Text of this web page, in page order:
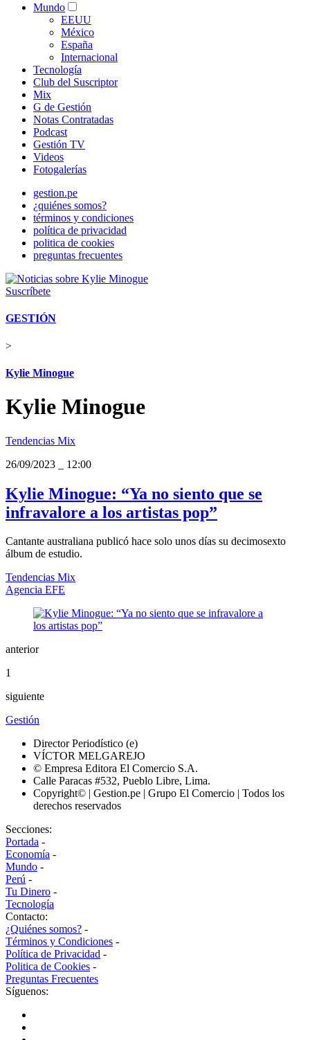
Mundo
EEUU
México
España
Internacional
Tecnología
Club del Suscriptor
Mix
G de Gestión
Notas Contratadas
Podcast
Gestión TV
Videos
Fotogalerías
gestion.pe
¿quiénes somos?
términos y condiciones
política de privacidad
politica de cookies
preguntas frecuentes
Suscríbete
GESTIÓN
>
Kylie Minogue
Kylie Minogue
Tendencias Mix
26/09/2023
12:00
Kylie Minogue: “Ya no siento que se
infravalore a los artistas pop”
Cantante australiana publicó hace solo unos días su decimosexto
álbum de estudio.
Tendencias Mix
Agencia EFE
anterior
1
siguiente
Gestión
Director Periodístico (e)
VÍCTOR MELGAREJO
© Empresa Editora El Comercio S.A.
Calle Paracas #532, Pueblo Libre, Lima.
Copyright© | Gestion.pe | Grupo El Comercio | Todos los
derechos reservados
Secciones:
Portada -
Economía -
Mundo -
Perú -
Tu Dinero -
Tecnología
Contacto:
¿Quiénes somos? -
Términos y Condiciones -
Política de Privacidad -
Politica de Cookies -
Preguntas Frecuentes
Síguenos: